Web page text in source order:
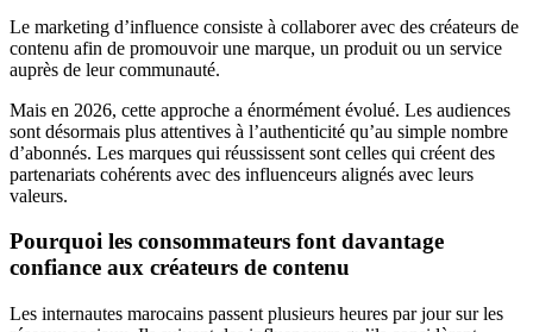
Le marketing d’influence consiste à collaborer avec des créateurs de
contenu afin de promouvoir une marque, un produit ou un service
auprès de leur communauté.
Mais en 2026, cette approche a énormément évolué. Les audiences
sont désormais plus attentives à l’authenticité qu’au simple nombre
d’abonnés. Les marques qui réussissent sont celles qui créent des
partenariats cohérents avec des influenceurs alignés avec leurs
valeurs.
Pourquoi les consommateurs font davantage
confiance aux créateurs de contenu
Les internautes marocains passent plusieurs heures par jour sur les